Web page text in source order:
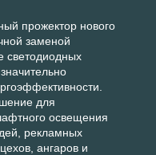
прожектор нового
заменой
светодиодных
для
освещения
рекламных
ангаров и